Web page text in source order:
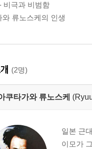
비극과 비범함
와 류노스케의 인생
(2명)
쿠타가와 류노스케
일본 근
이모가